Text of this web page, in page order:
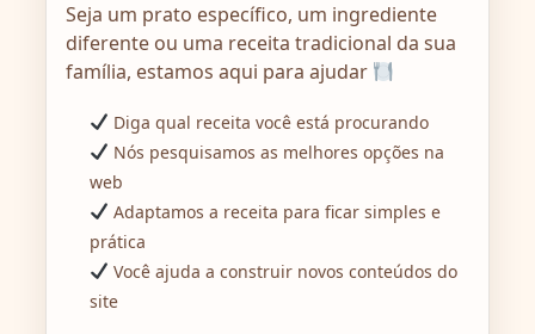
Seja um prato específico, um ingrediente
diferente ou uma receita tradicional da sua
família, estamos aqui para ajudar
Diga qual receita você está procurando
Nós pesquisamos as melhores opções na
web
Adaptamos a receita para ficar simples e
prática
Você ajuda a construir novos conteúdos do
site